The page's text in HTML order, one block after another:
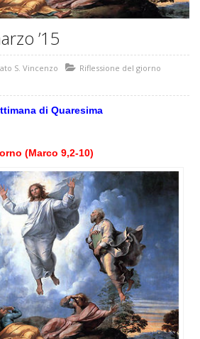
’15
S. Vincenzo
Riflessione del giorno
di Quaresima
(Marco 9,2-10)